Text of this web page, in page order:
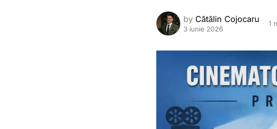
by Cătălin Cojocaru
3 iunie 2026
1